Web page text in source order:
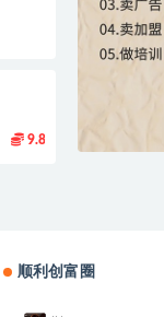
9.8
顺利创富圈